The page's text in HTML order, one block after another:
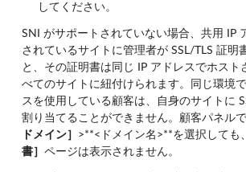
してください。
SNI がサポートされていない場合、共用 IP
されているサイトに管理者が SSL/TLS 証明
と、その証明書は同じ IP アドレスでホスト
べてのサイトに紐付けられます。同じ環境
スを使用している顧客は、自身のサイトに
割り当てることができません。顧客パネルで
ドメイン］ >**<ドメイン名>**を選択しても、
書］ ページは表示されません。